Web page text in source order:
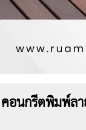
คอนกรีตพิมพ์ล